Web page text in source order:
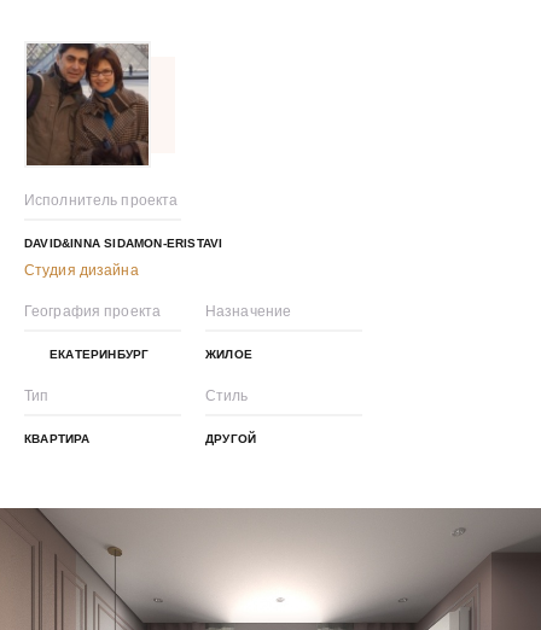
Исполнитель проекта
DAVID&INNA SIDAMON-ERISTAVI
Студия дизайна
География проекта
ЕКАТЕРИНБУРГ
Назначение
ЖИЛОЕ
Тип
КВАРТИРА
Стиль
ДРУГОЙ